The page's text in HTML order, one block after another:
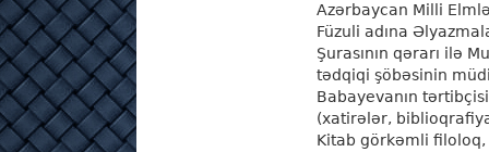
Azərbaycan Milli
Füzuli adına
Şurasının qərarı ilə
tədqiqi şöbəsinin
Babayevanın
(xatirələr,
Kitab görkəmli